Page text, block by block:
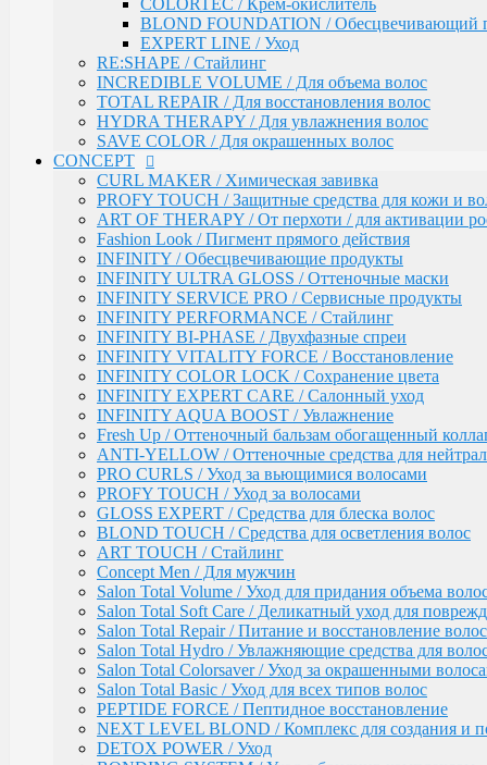
BONDING SYSTEM / Уход с бондинг-комплексом
BIOTIN SECRETS / Укрепляющий уход
Окрашивание волос / Ambient, MYPOINT
CALEIDO COLORS / Пигменты прямого
Перманентная крем-краска для волос Ambient
Специальные оттенки для блондинок
Специальные оттенки для седых волос
Основные оттенки AMBIENT
Средства для обесцвечивания волос / Ambient
Крем-окислитель / Ambient
Перманентная крем-краска для волос /
Корректоры
Специальные оттенки для седых волос
Специальные оттенки - SPECIAL
Основные (модные) оттенки MYPOINT
Mypoint Bleach / Средства для обесцвечивания
Крем-окислитель / COLOR OXYCREAM
Гель-краска для волос тон в тон MYPOINT (33
Активаторы для окрашивания волос гель-
MYPOINT / Краска для бровей и ресниц
BTX Forte / Трехэтапная программа реконструкции
Ambient Form / Долговременная укладка волос
Ambient Expert Pro / Процедуры ухода за волосами
AMBIENT Moisture / Для ухода за сухими и
Ambient Volume / Для тонких волос
AMBIENT LONG / Ухода за длинными волосами
AMBIENT Revival / Для восстановления
AMBIENT Anti Yellow / Для нейтрализации желтых
AMBIENT Express / Для экспресс-ухода и
AMBIENT Colorfix / Для окрашенных волос
AMBIENT SERVICE / Технический ассортимент для
MYBLOND / Средства ухода для светлых волос
MYCARE REPAIR / Для поврежденных волос
MYCARE MOISTURE / Для сухих и вьющихся волос
MYCARE VOLUME / Для тонких волос
MYPOINT COLOR CARE / Для светлых волос
Mycare COLOR / Для окрашенных волос
COLORTEC / Крем-окислитель
BLOND FOUNDATION / Обесцвечивающий
EXPERT LINE / Уход
RE:SHAPE / Стайлинг
INCREDIBLE VOLUME / Для объема волос
TOTAL REPAIR / Для восстановления волос
HYDRA THERAPY / Для увлажнения волос
SAVE COLOR / Для окрашенных волос
CONCEPT
CURL MAKER / Химическая завивка
PROFY TOUCH / Защитные средства для кожи и
ART OF THERAPY / От перхоти / для активации
Fashion Look / Пигмент прямого действия
INFINITY / Обесцвечивающие продукты
INFINITY ULTRA GLOSS / Оттеночные маски
INFINITY SERVICE PRO / Сервисные продукты
INFINITY PERFORMANCE / Стайлинг
INFINITY BI-PHASE / Двухфазные спреи
INFINITY VITALITY FORCE / Восстановление
INFINITY COLOR LOCK / Сохранение цвета
INFINITY EXPERT CARE / Салонный уход
INFINITY AQUA BOOST / Увлажнение
Fresh Up / Оттеночный бальзам обогащенный
ANTI-YELLOW / Оттеночные средства для
PRO CURLS / Уход за вьющимися волосами
PROFY TOUCH / Уход за волосами
GLOSS EXPERT / Средства для блеска волос
BLOND TOUCH / Средства для осветления волос
ART TOUCH / Стайлинг
Concept Men / Для мужчин
Salon Total Volume / Уход для придания объема
Salon Total Soft Care / Деликатный уход для
Salon Total Repair / Питание и восстановление волос
Salon Total Hydro / Увлажняющие средства для
Salon Total Colorsaver / Уход за окрашенными
Salon Total Basic / Уход для всех типов волос
PEPTIDE FORCE / Пептидное восстановление
NEXT LEVEL BLOND / Комплекс для создания и
DETOX POWER / Уход